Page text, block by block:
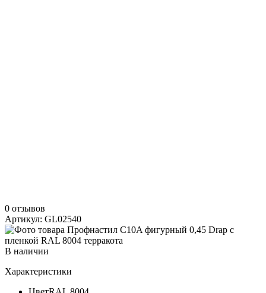
0 отзывов
Артикул: GL02540
В наличии
Характеристики